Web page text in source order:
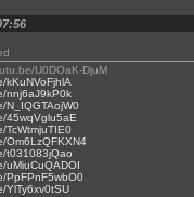
U0DOaK-DjuM
kKuNVoFjhlA
nnj6aJ9kP0k
N_IQGTAojW0
45wqVglu5aE
TcWtmjuTIE0
Om6LzQFKXN4
t031083jQao
uMiuCuQADOI
PpFPnF5wbO0
YlTy6xv0tSU